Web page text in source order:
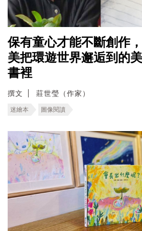
保有童心才能不斷創作
美把環遊世界邂逅到的
書裡
撰文 莊世瑩（作家）
迷繪本 圖像閱讀